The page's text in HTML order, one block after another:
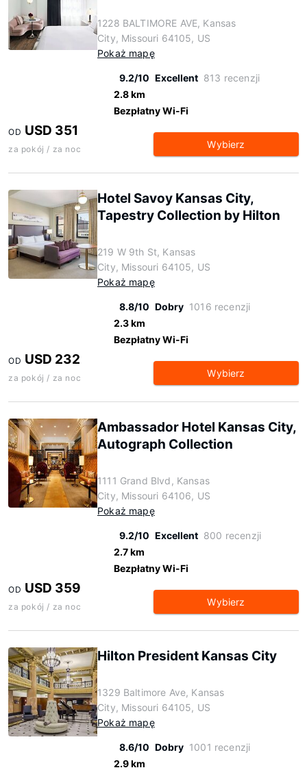
1228 BALTIMORE AVE, Kansas
City, Missouri 64105, US
Pokaż mapę
9.2/10 Excellent 813 recenzji
2.8 km
Bezpłatny Wi-Fi
OD USD 351
za pokój / za noc Wybierz
Hotel Savoy Kansas City,
Tapestry Collection by Hilton
219 W 9th St, Kansas
City, Missouri 64105, US
Pokaż mapę
8.8/10 Dobry 1016 recenzji
2.3 km
Bezpłatny Wi-Fi
OD USD 232
za pokój / za noc Wybierz
Ambassador Hotel Kansas City,
Autograph Collection
1111 Grand Blvd, Kansas
City, Missouri 64106, US
Pokaż mapę
9.2/10 Excellent 800 recenzji
2.7 km
Bezpłatny Wi-Fi
OD USD 359
za pokój / za noc Wybierz
Hilton President Kansas City
1329 Baltimore Ave, Kansas
City, Missouri 64105, US
Pokaż mapę
8.6/10 Dobry 1001 recenzji
2.9 km